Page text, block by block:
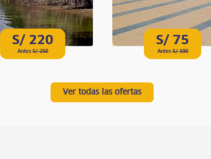
S/ 220
AntesS/ 250
S/ 75
AntesS/ 100
Ver todas las ofertas